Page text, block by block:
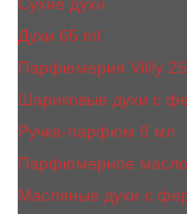
Духи 65 ml
Парфюмерия Vilily
Шариковые духи с
Ручка-парфюм 8 мл
Парфюмерное
Масляные духи c